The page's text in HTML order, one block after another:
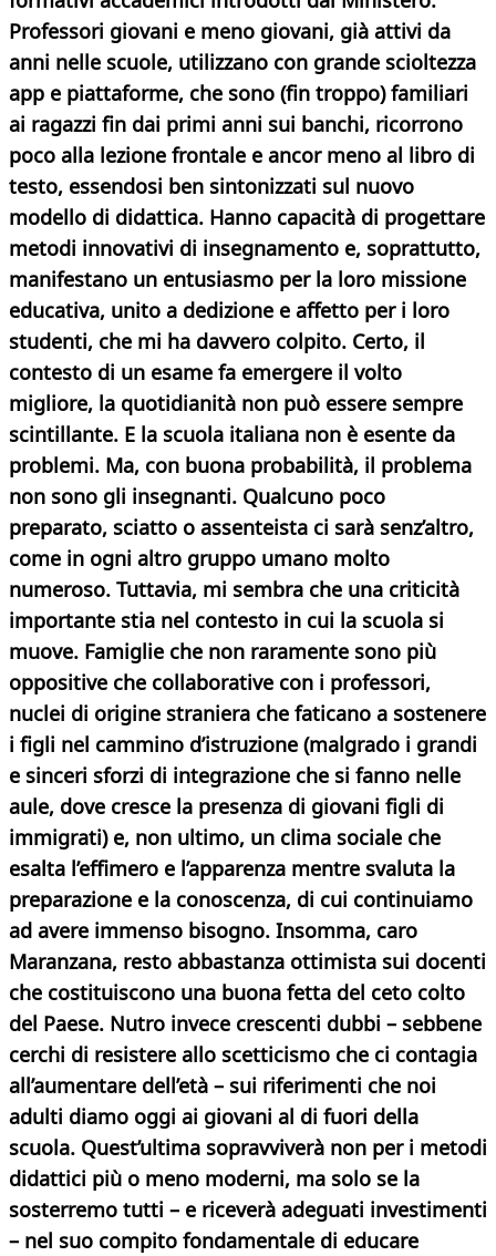
Professori giovani e meno giovani, già attivi da
anni nelle scuole, utilizzano con grande scioltezza
app e piattaforme, che sono (fin troppo) familiari
ai ragazzi fin dai primi anni sui banchi, ricorrono
poco alla lezione frontale e ancor meno al libro di
testo, essendosi ben sintonizzati sul nuovo
modello di didattica. Hanno capacità di progettare
metodi innovativi di insegnamento e, soprattutto,
manifestano un entusiasmo per la loro missione
educativa, unito a dedizione e affetto per i loro
studenti, che mi ha davvero colpito. Certo, il
contesto di un esame fa emergere il volto
migliore, la quotidianità non può essere sempre
scintillante. E la scuola italiana non è esente da
problemi. Ma, con buona probabilità, il problema
non sono gli insegnanti. Qualcuno poco
preparato, sciatto o assenteista ci sarà senz’altro,
come in ogni altro gruppo umano molto
numeroso. Tuttavia, mi sembra che una criticità
importante stia nel contesto in cui la scuola si
muove. Famiglie che non raramente sono più
oppositive che collaborative con i professori,
nuclei di origine straniera che faticano a sostenere
i figli nel cammino d’istruzione (malgrado i grandi
e sinceri sforzi di integrazione che si fanno nelle
aule, dove cresce la presenza di giovani figli di
immigrati) e, non ultimo, un clima sociale che
esalta l’effimero e l’apparenza mentre svaluta la
preparazione e la conoscenza, di cui continuiamo
ad avere immenso bisogno. Insomma, caro
Maranzana, resto abbastanza ottimista sui docenti
che costituiscono una buona fetta del ceto colto
del Paese. Nutro invece crescenti dubbi – sebbene
cerchi di resistere allo scetticismo che ci contagia
all’aumentare dell’età – sui riferimenti che noi
adulti diamo oggi ai giovani al di fuori della
scuola. Quest’ultima sopravviverà non per i metodi
didattici più o meno moderni, ma solo se la
sosterremo tutti – e riceverà adeguati investimenti
– nel suo compito fondamentale di educare